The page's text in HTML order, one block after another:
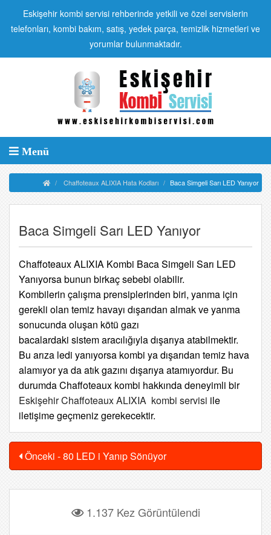
Eskişehir kombi servisi rehberinde yetkili ve özel servislerin
telefonları, kombi bakım, satış, yedek parça, temizlik hizmetleri ve
yorumlar bulunmaktadır.
Menü
Chaffoteaux ALIXIA Hata Kodları Baca Simgeli Sarı LED Yanıyor
Baca Simgeli Sarı LED Yanıyor
Chaffoteaux ALIXIA Kombi Baca Simgeli Sarı LED
Yanıyorsa bunun birkaç sebebi olabilir.
Kombilerin çalışma prensiplerinden biri, yanma için
gerekli olan temiz havayı dışarıdan almak ve yanma
sonucunda oluşan kötü gazı
bacalardaki sistem aracılığıyla dışarıya atabilmektir.
Bu arıza ledi yanıyorsa kombi ya dışarıdan temiz hava
alamıyor ya da atık gazını dışarıya atamıyordur. Bu
durumda Chaffoteaux kombi hakkında deneyimli bir
Eskişehir Chaffoteaux ALIXIA kombi servisi ile
iletişime geçmeniz gerekecektir.
Önceki - 80 LED i Yanıp Sönüyor
1.137 Kez Görüntülendi